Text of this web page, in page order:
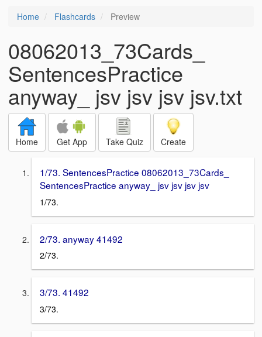
Home Flashcards Preview
08062013_73Cards_
SentencesPractice
anyway_ jsv jsv jsv jsv.txt
Home Get App Take Quiz Create
1/73. SentencesPractice 08062013_73Cards_
SentencesPractice anyway_ jsv jsv jsv jsv
1/73.
2/73. anyway 41492
2/73.
3/73. 41492
3/73.